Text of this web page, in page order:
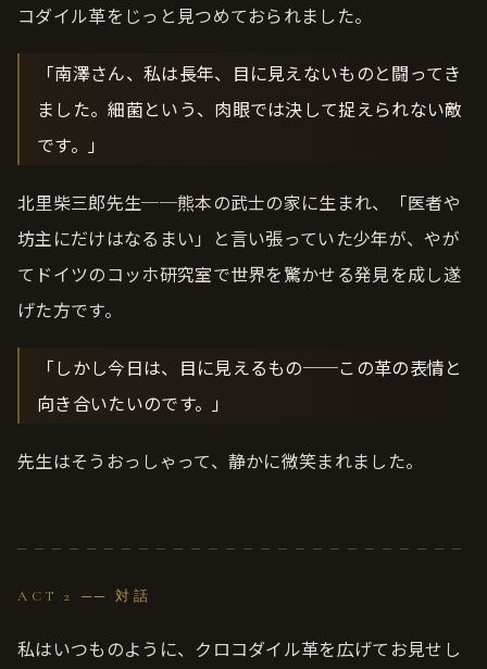
コダイル革をじっと見つめておられました。
「南澤さん、私は長年、目に見えないものと闘ってき
ました。細菌という、肉眼では決して捉えられない敵
です。」
北里柴三郎先生──熊本の武士の家に生まれ、「医者や
坊主にだけはなるまい」と言い張っていた少年が、やが
てドイツのコッホ研究室で世界を驚かせる発見を成し遂
げた方です。
「しかし今日は、目に見えるもの──この革の表情と
向き合いたいのです。」
先生はそうおっしゃって、静かに微笑まれました。
ACT 2 ── 対話
私はいつものように、クロコダイル革を広げてお見せし